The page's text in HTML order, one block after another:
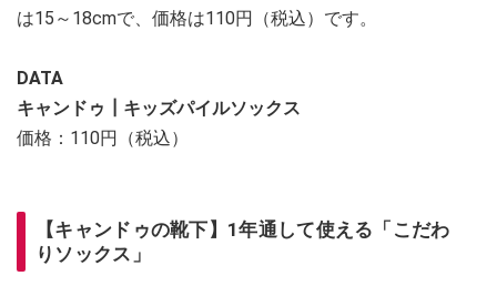
は15～18cmで、価格は110円（税込）です。
DATA
キャンドゥ┃キッズパイルソックス
価格：110円（税込）
【キャンドゥの靴下】1年通して使える「こだわ
りソックス」